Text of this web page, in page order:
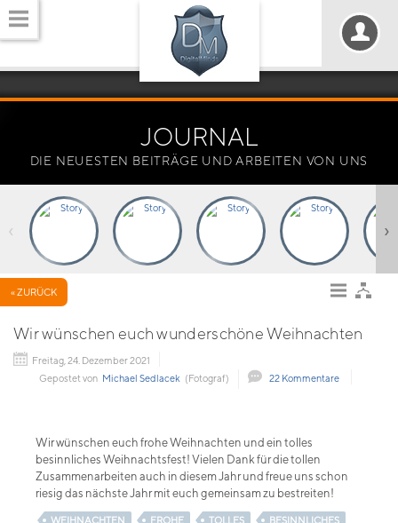
JOURNAL
DIE NEUESTEN BEITRÄGE UND ARBEITEN VON UNS
‹ ›
« ZURÜCK
Wir wünschen euch wunderschöne Weihnachten
Freitag, 24. Dezember 2021
Gepostet von Michael Sedlacek (Fotograf) 22 Kommentare
Wir wünschen euch frohe Weihnachten und ein tolles
besinnliches Weihnachtsfest! Vielen Dank für die tollen
Zusammenarbeiten auch in diesem Jahr und freue uns schon
riesig das nächste Jahr mit euch gemeinsam zu bestreiten!
WEIHNACHTEN FROHE TOLLES
BESINNLICHES